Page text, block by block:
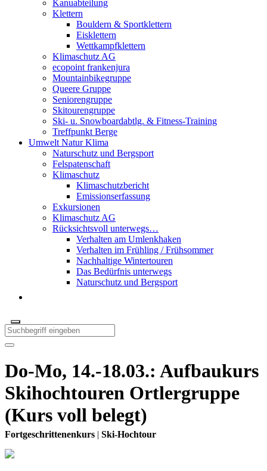
Kanuabteilung
Klettern
Bouldern & Sportklettern
Eisklettern
Wettkampfklettern
Klimaschutz AG
ecopoint frankenjura
Mountainbikegruppe
Queere Gruppe
Seniorengruppe
Skitourengruppe
Ski- u. Snowboardabtlg. & Fitness-Training
Treffpunkt Berge
Umwelt Natur Klima
Naturschutz und Bergsport
Felspatenschaft
Klimaschutz
Klimaschutzbericht
Emissionserfassung
Exkursionen
Klimaschutz AG
Rücksichtsvoll unterwegs…
Verhalten am Umlenkhaken
Verhalten im Frühling / Frühsommer
Nachhaltige Wintertouren
Das Bedürfnis unterwegs
Naturschutz und Bergsport
Do-Mo, 14.-18.03.: Aufbaukurs
Skihochtouren Ortlergruppe
(Kurs voll belegt)
Fortgeschrittenenkurs | Ski-Hochtour